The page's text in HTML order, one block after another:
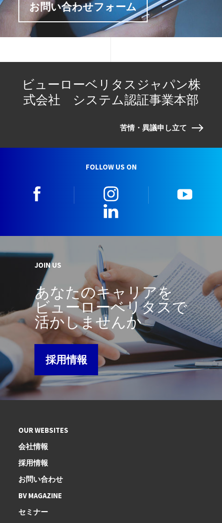
お問い合わせフォーム
ビューローベリタスジャパン株
式会社 システム認証事業本部
苦情・異議申し立て
FOLLOW US ON
JOIN US
あなたのキャリアを
ビューローベリタスで
活かしませんか
採用情報
OUR WEBSITES
会社情報
採用情報
お問い合わせ
BV MAGAZINE
セミナー